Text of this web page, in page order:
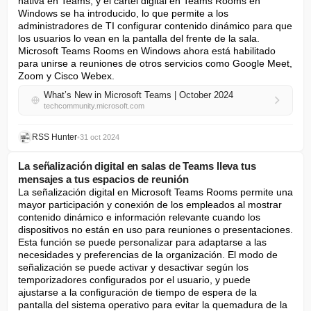
Windows se ha introducido, lo que permite a los
administradores de TI configurar contenido dinámico para que
los usuarios lo vean en la pantalla del frente de la sala.
Microsoft Teams Rooms en Windows ahora está habilitado
para unirse a reuniones de otros servicios como Google Meet,
Zoom y Cisco Webex.
What’s New in Microsoft Teams | October 2024
techcommunity.microsoft.com
RSS Hunter•31 oct 2024
La señalización digital en salas de Teams lleva tus
mensajes a tus espacios de reunión
La señalización digital en Microsoft Teams Rooms permite una
mayor participación y conexión de los empleados al mostrar
contenido dinámico e información relevante cuando los
dispositivos no están en uso para reuniones o presentaciones.
Esta función se puede personalizar para adaptarse a las
necesidades y preferencias de la organización. El modo de
señalización se puede activar y desactivar según los
temporizadores configurados por el usuario, y puede
ajustarse a la configuración de tiempo de espera de la
pantalla del sistema operativo para evitar la quemadura de la